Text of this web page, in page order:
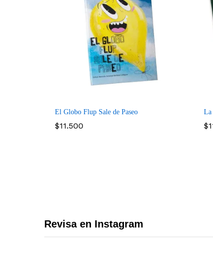
El Globo Flup Sale de Paseo
$11.500
La
$
Revisa en Instagram